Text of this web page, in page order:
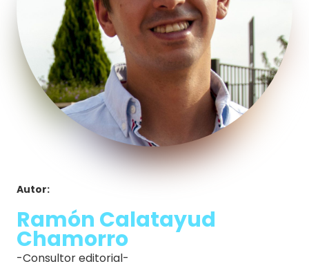
Autor:
Ramón Calatayud
Chamorro
-Consultor editorial-